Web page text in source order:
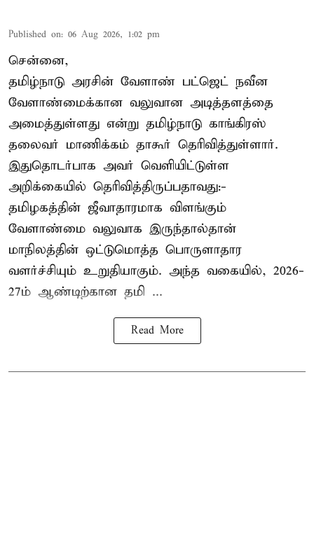
Published on: 06 Aug 2026, 1:02 pm
சென்னை,
தமிழ்நாடு அரசின் வேளாண் பட்ஜெட் நவீன
வேளாண்மைக்கான வலுவான அடித்தளத்தை
அமைத்துள்ளது என்று தமிழ்நாடு காங்கிரஸ்
தலைவர் மாணிக்கம் தாகூர் தெரிவித்துள்ளார்.
இதுதொடர்பாக அவர் வெளியிட்டுள்ள
அறிக்கையில் தெரிவித்திருப்பதாவது:-
தமிழகத்தின் ஜீவாதாரமாக விளங்கும்
வேளாண்மை வலுவாக இருந்தால்தான்
மாநிலத்தின் ஒட்டுமொத்த பொருளாதார
வளர்ச்சியும் உறுதியாகும். அந்த வகையில், 2026-
27ம் ஆண்டிற்கான தமி ...
Read More